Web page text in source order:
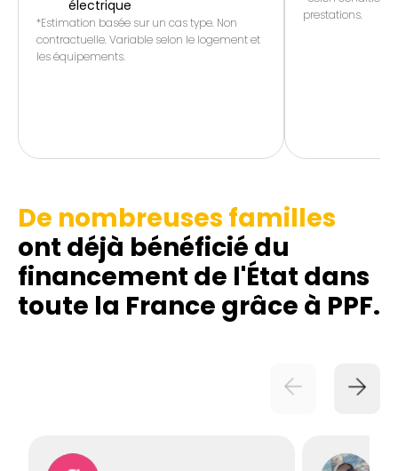
électrique
*Estimation basée sur un cas type. Non
contractuelle. Variable selon le logement et
les équipements.
prestations.
De nombreuses familles
ont déjà bénéficié du
financement de l'État dans
toute la France grâce à PPF.